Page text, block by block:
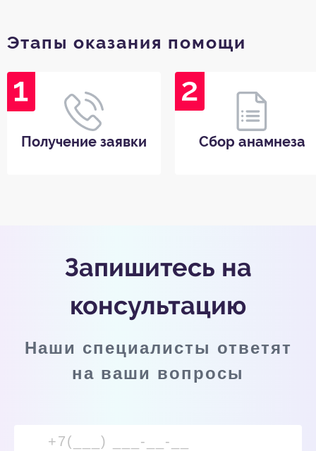
Этапы оказания помощи
Получение заявки Сбор анамнеза
Запишитесь на
консультацию
Наши специалисты ответят
на ваши вопросы